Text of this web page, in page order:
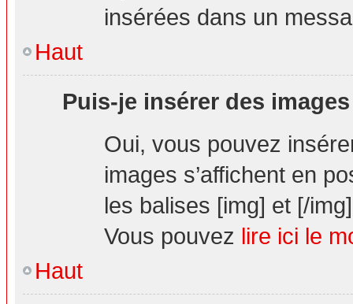
insérées dans un
Haut
Puis-je insérer des
Oui, vous pouvez
images s’affichent en
les balises [img] et [/
Vous pouvez lire ici le
Haut